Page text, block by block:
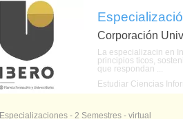
Corporación
La especializacin en
principios ticos,
que respondan ...
Estudiar Ciencias
Especializaciones - 2 Semestres - virtual